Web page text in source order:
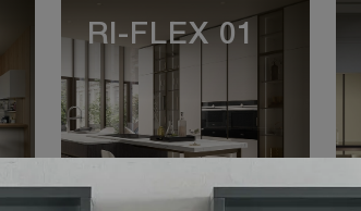
VEDI DI PIÙ
RI-FLEX 01